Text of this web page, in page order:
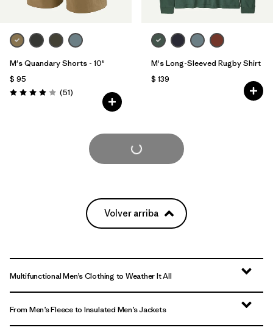
M's Quandary Shorts - 10"
$ 95
Valoración: 3.9 / 5
(51Comentarios
)
M's Long-Sleeved Rugby Shirt
$ 139
Cargar Más
Volver arriba
Multifunctional Men’s Clothing to Weather It All
From Men’s Fleece to Insulated Men’s Jackets